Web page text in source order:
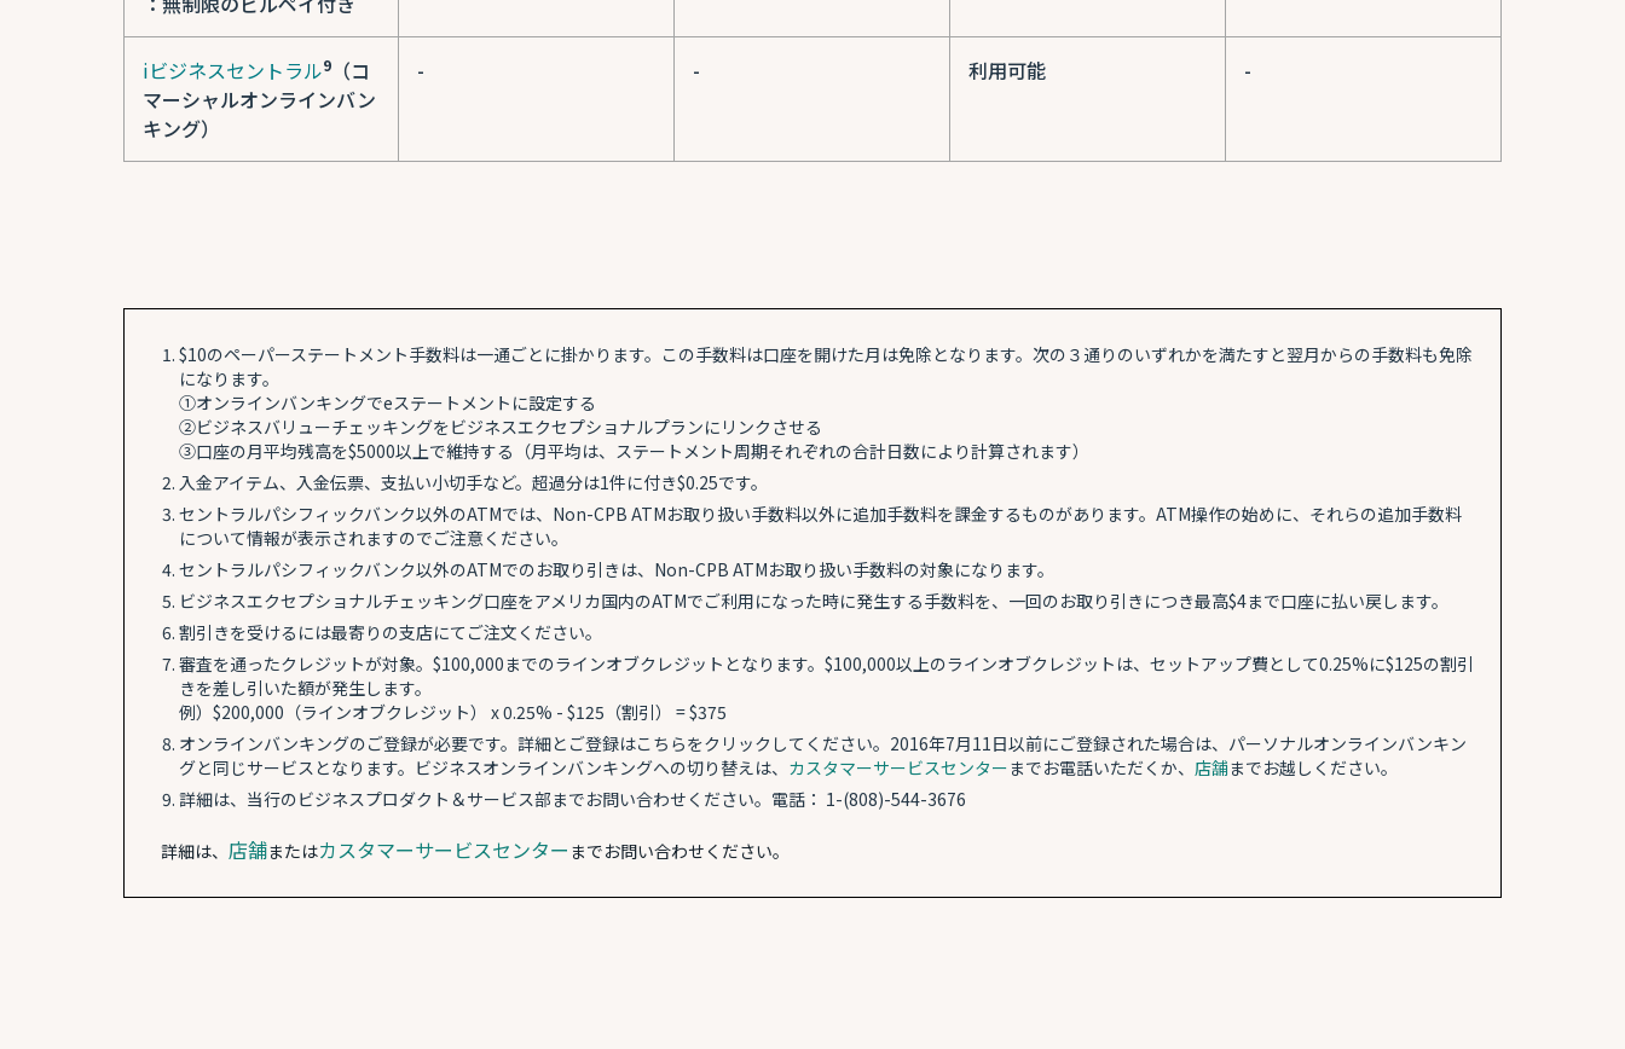
iビジネスセントラル9
（コ
マーシャルオンラインバン
キング）
- - 利用可能 -
$10のペーパーステートメント手数料は一通ごとに掛かります。この手数料は口座を開けた月は免除となります。次の３通りのいずれかを満たすと翌月からの手数料も免除
になります。
①オンラインバンキングでeステートメントに設定する
②ビジネスバリューチェッキングをビジネスエクセプショナルプランにリンクさせる
③口座の月平均残高を$5000以上で維持する（月平均は、ステートメント周期それぞれの合計日数により計算されます）
入金アイテム、入金伝票、支払い小切手など。超過分は1件に付き$0.25です。
セントラルパシフィックバンク以外のATMでは、Non-CPB ATMお取り扱い手数料以外に追加手数料を課金するものがあります。ATM操作の始めに、それらの追加手数料
について情報が表示されますのでご注意ください。
セントラルパシフィックバンク以外のATMでのお取り引きは、Non-CPB ATMお取り扱い手数料の対象になります。
ビジネスエクセプショナルチェッキング口座をアメリカ国内のATMでご利用になった時に発生する手数料を、一回のお取り引きにつき最高$4まで口座に払い戻します。
割引きを受けるには最寄りの支店にてご注文ください。
審査を通ったクレジットが対象。$100,000までのラインオブクレジットとなります。$100,000以上のラインオブクレジットは、セットアップ費として0.25%に$125の割引
きを差し引いた額が発生します。
例）$200,000（ラインオブクレジット） x 0.25% - $125（割引） = $375
オンラインバンキングのご登録が必要です。詳細とご登録はこちらをクリックしてください。2016年7月11日以前にご登録された場合は、パーソナルオンラインバンキン
グと同じサービスとなります。ビジネスオンラインバンキングへの切り替えは、 カスタマーサービスセンターまでお電話いただくか、 店舗までお越しください。
詳細は、当行のビジネスプロダクト＆サービス部までお問い合わせください。電話： 1-(808)-544-3676
詳細は、 店舗またはカスタマーサービスセンター までお問い合わせください。